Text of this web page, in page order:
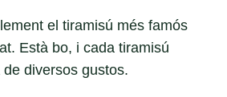
el tiramisú més famós
Està bo, i cada tiramisú
de diversos gustos.